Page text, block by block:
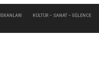
KÜLTÜR – SANAT – EĞLENCE